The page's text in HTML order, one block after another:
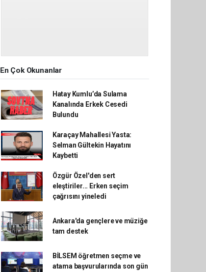
En Çok Okunanlar
Hatay Kumlu’da Sulama
Kanalında Erkek Cesedi
Bulundu
Karaçay Mahallesi Yasta:
Selman Gültekin Hayatını
Kaybetti
Özgür Özel'den sert
eleştiriler... Erken seçim
çağrısını yineledi
Ankara'da gençlere ve müziğe
tam destek
BİLSEM öğretmen seçme ve
atama başvurularında son gün